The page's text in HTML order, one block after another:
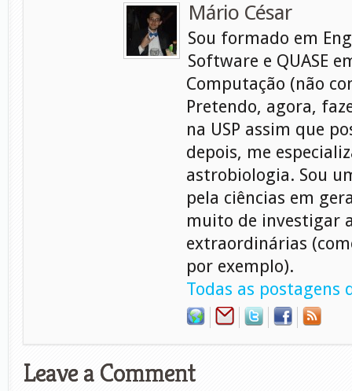
Mário César
Sou formado em
Software e QUASE
Computação (não
Pretendo, agora,
na USP assim que
depois, me
astrobiologia. Sou
pela ciências em
muito de investigar
extraordinárias
por exemplo).
Todas as postagens
Leave a Comment